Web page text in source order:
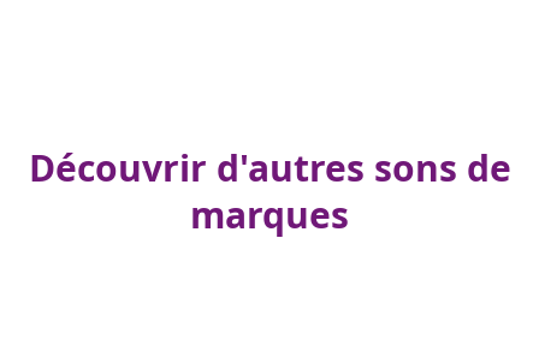
Découvrir d'autres sons de
marques